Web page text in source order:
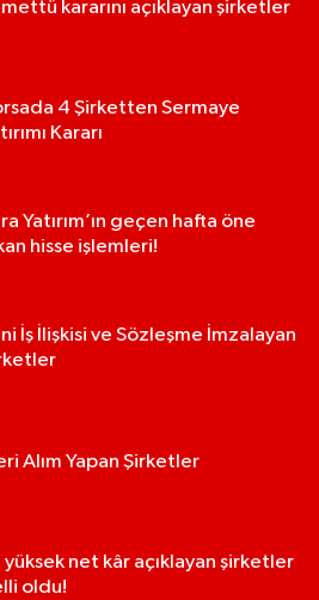
kararını açıklayan şirketler
4 Şirketten Sermaye
Kararı
Yatırım’ın geçen hafta öne
hisse işlemleri!
İş İlişkisi ve Sözleşme İmzalayan
Alım Yapan Şirketler
yüksek net kâr açıklayan şirketler
oldu!